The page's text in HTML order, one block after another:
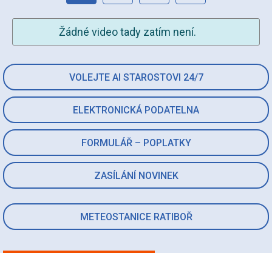
VOLEJTE AI STAROSTOVI 24/7
ELEKTRONICKÁ PODATELNA
FORMULÁŘ – POPLATKY
ZASÍLÁNÍ NOVINEK
METEOSTANICE RATIBOŘ
Žádné video tady zatím není.